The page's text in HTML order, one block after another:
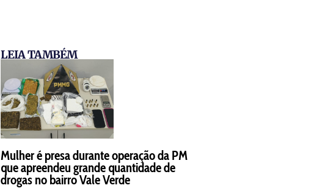
LEIA TAMBÉM
Mulher é presa durante operação da PM
que apreendeu grande quantidade de
drogas no bairro Vale Verde